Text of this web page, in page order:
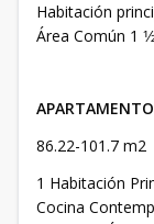
Habitación
Área Común 1
86.22-101.7 m2
1 Habitación
Cocina